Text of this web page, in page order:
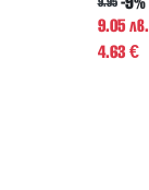
9.05 лв.
4.63 €